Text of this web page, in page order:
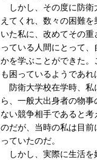
しかし、その度に防衛
えてくれ、数々の困難
いた私に、改めてその
っている人間にとって
かを学ぶことができた
も困っているようであ
防衛大学校在学時、私
ら、一般大出身者の物
ない競争相手であると
のだが、当時の私は目
っていたのだ。
しかし、実際に生活を